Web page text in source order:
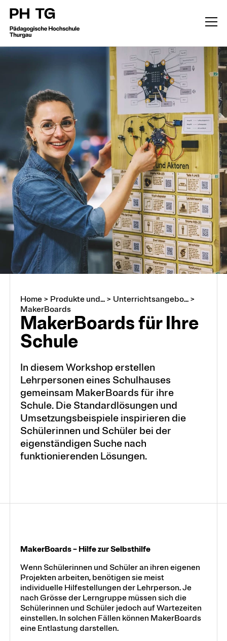
Home> Produkte und...> Unterrichtsangebo...>
MakerBoards
Maker­Boards für Ih­re
Schu­le
In diesem Workshop erstellen
Lehrpersonen eines Schulhauses
gemeinsam MakerBoards für ihre
Schule. Die Standardlösungen und
Umsetzungsbeispiele inspirieren die
Schülerinnen und Schüler bei der
eigenständigen Suche nach
funktionierenden Lösungen.
MakerBoards – Hilfe zur Selbsthilfe
Wenn Schülerinnen und Schüler an ihren eigenen
Projekten arbeiten, benötigen sie meist
individuelle Hilfestellungen der Lehrperson. Je
nach Grösse der Lerngruppe müssen sich die
Schülerinnen und Schüler jedoch auf Wartezeiten
einstellen. In solchen Fällen können MakerBoards
eine Entlastung darstellen.